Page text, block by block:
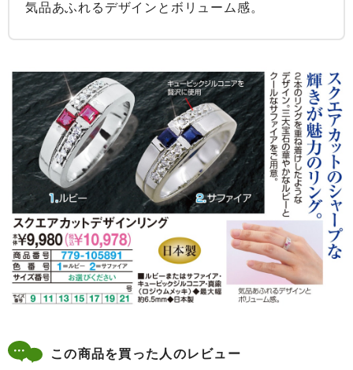
気品あふれるデザインとボリューム感。
この商品を買った人のレビュー